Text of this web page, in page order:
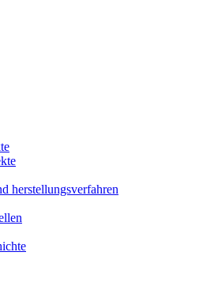
herstellungsverfahren